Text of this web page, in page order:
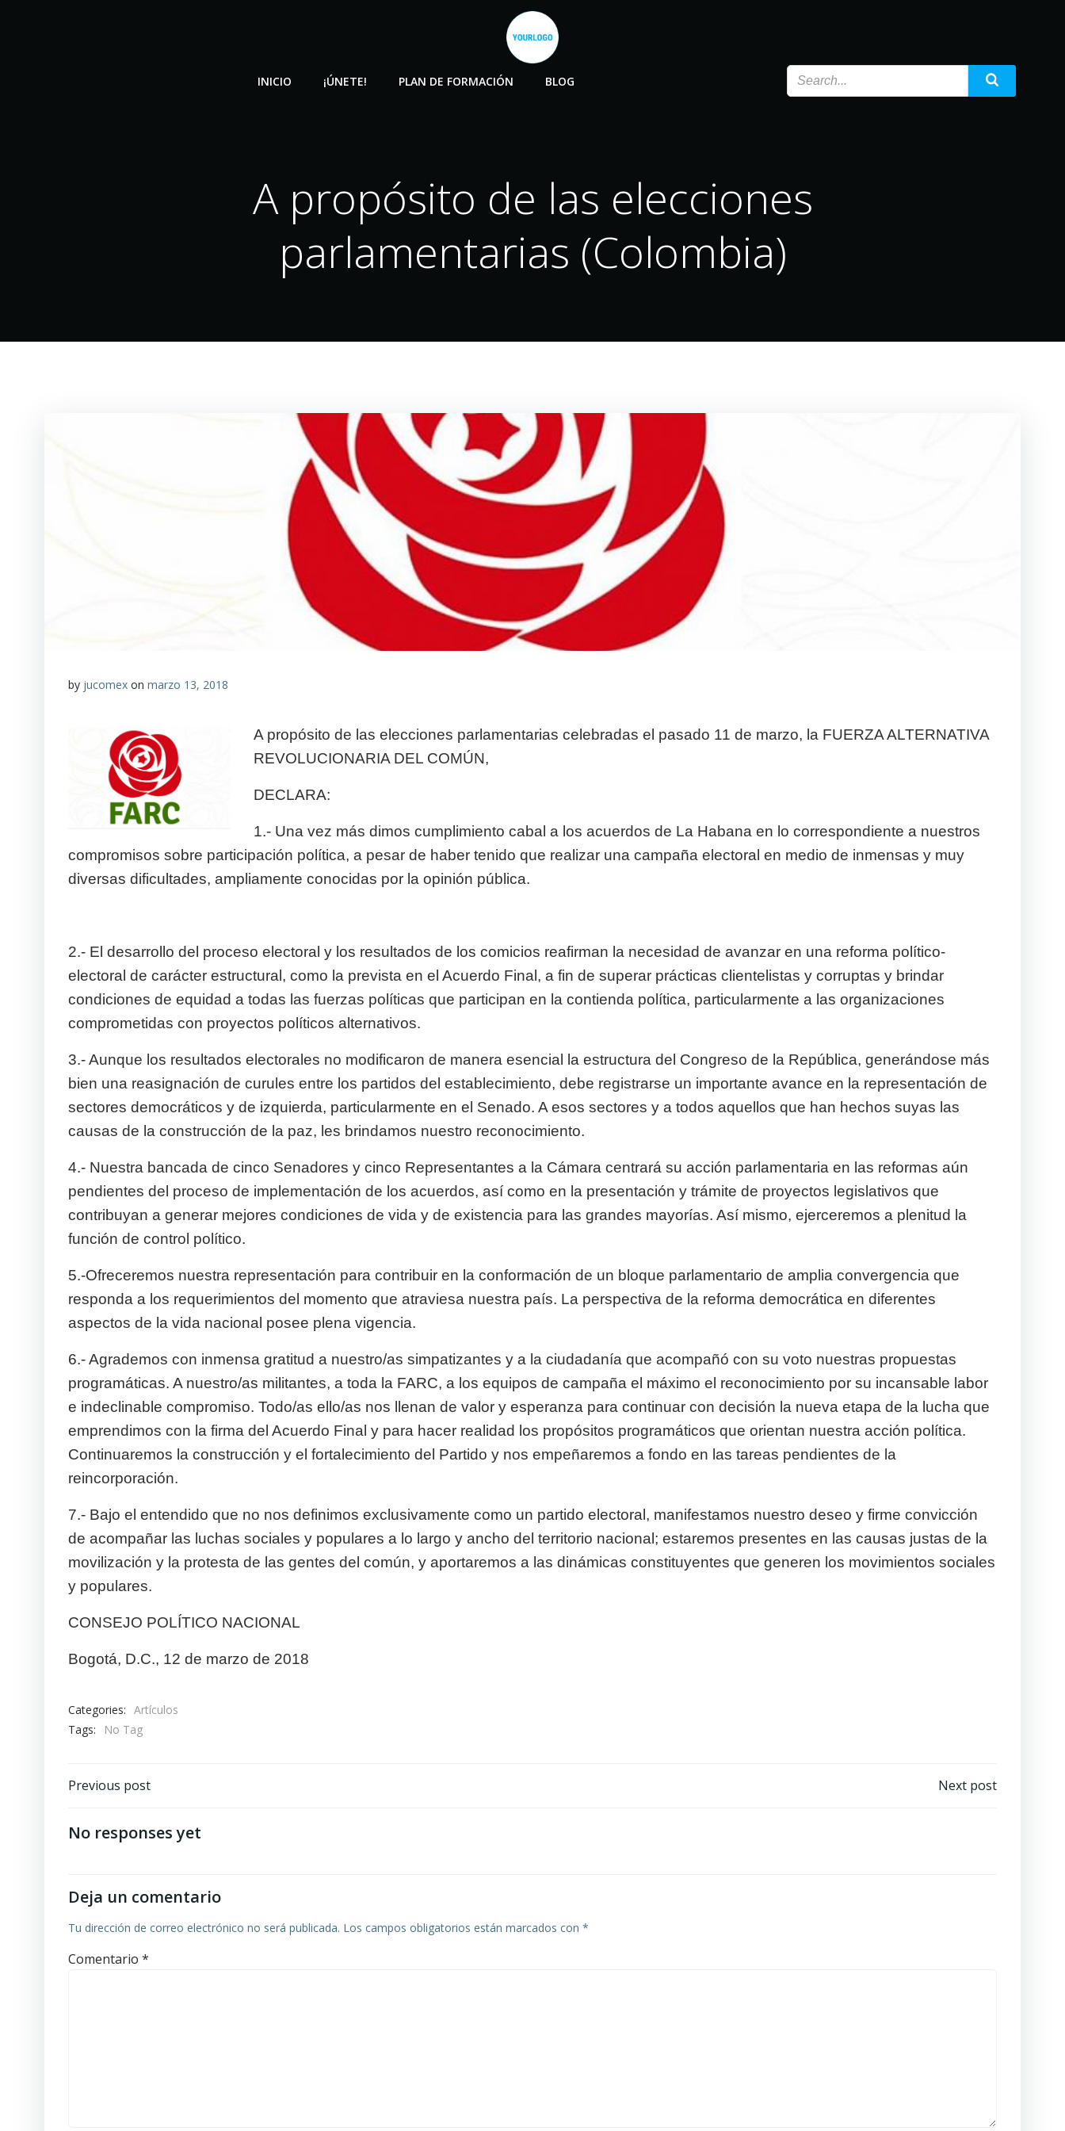
INICIO ¡ÚNETE! PLAN DE FORMACIÓN BLOG
A propósito de las elecciones
parlamentarias (Colombia)
by jucomex on marzo 13, 2018
A propósito de las elecciones parlamentarias celebradas el pasado 11 de marzo, la FUERZA ALTERNATIVA
REVOLUCIONARIA DEL COMÚN,
DECLARA:
1.- Una vez más dimos cumplimiento cabal a los acuerdos de La Habana en lo correspondiente a nuestros
compromisos sobre participación política, a pesar de haber tenido que realizar una campaña electoral en medio de inmensas y muy
diversas dificultades, ampliamente conocidas por la opinión pública.
2.- El desarrollo del proceso electoral y los resultados de los comicios reafirman la necesidad de avanzar en una reforma político-
electoral de carácter estructural, como la prevista en el Acuerdo Final, a fin de superar prácticas clientelistas y corruptas y brindar
condiciones de equidad a todas las fuerzas políticas que participan en la contienda política, particularmente a las organizaciones
comprometidas con proyectos políticos alternativos.
3.- Aunque los resultados electorales no modificaron de manera esencial la estructura del Congreso de la República, generándose más
bien una reasignación de curules entre los partidos del establecimiento, debe registrarse un importante avance en la representación de
sectores democráticos y de izquierda, particularmente en el Senado. A esos sectores y a todos aquellos que han hechos suyas las
causas de la construcción de la paz, les brindamos nuestro reconocimiento.
4.- Nuestra bancada de cinco Senadores y cinco Representantes a la Cámara centrará su acción parlamentaria en las reformas aún
pendientes del proceso de implementación de los acuerdos, así como en la presentación y trámite de proyectos legislativos que
contribuyan a generar mejores condiciones de vida y de existencia para las grandes mayorías. Así mismo, ejerceremos a plenitud la
función de control político.
5.-Ofreceremos nuestra representación para contribuir en la conformación de un bloque parlamentario de amplia convergencia que
responda a los requerimientos del momento que atraviesa nuestra país. La perspectiva de la reforma democrática en diferentes
aspectos de la vida nacional posee plena vigencia.
6.- Agrademos con inmensa gratitud a nuestro/as simpatizantes y a la ciudadanía que acompañó con su voto nuestras propuestas
programáticas. A nuestro/as militantes, a toda la FARC, a los equipos de campaña el máximo el reconocimiento por su incansable labor
e indeclinable compromiso. Todo/as ello/as nos llenan de valor y esperanza para continuar con decisión la nueva etapa de la lucha que
emprendimos con la firma del Acuerdo Final y para hacer realidad los propósitos programáticos que orientan nuestra acción política.
Continuaremos la construcción y el fortalecimiento del Partido y nos empeñaremos a fondo en las tareas pendientes de la
reincorporación.
7.- Bajo el entendido que no nos definimos exclusivamente como un partido electoral, manifestamos nuestro deseo y firme convicción
de acompañar las luchas sociales y populares a lo largo y ancho del territorio nacional; estaremos presentes en las causas justas de la
movilización y la protesta de las gentes del común, y aportaremos a las dinámicas constituyentes que generen los movimientos sociales
y populares.
CONSEJO POLÍTICO NACIONAL
Bogotá, D.C., 12 de marzo de 2018
Categories: Artículos
Tags:
No Tag
Navegación
de
Previous post Next post
No responses yet
Deja un comentario
Tu dirección de correo electrónico no será publicada. Los campos obligatorios están marcados con *
Comentario *